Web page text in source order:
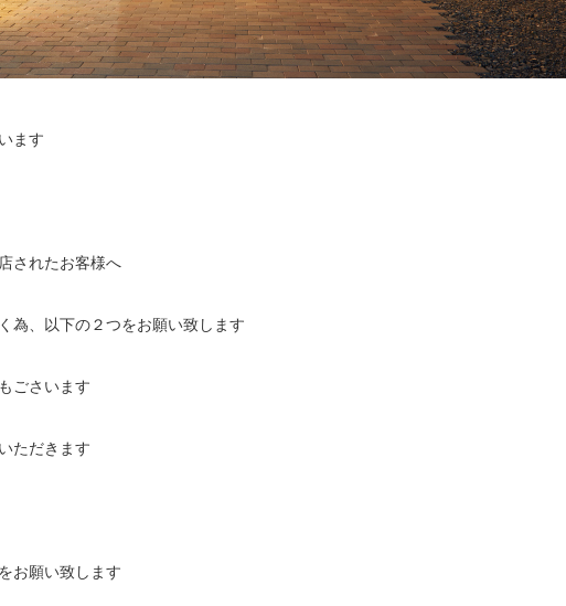
ます
されたお客様へ
為、以下の２つをお願い致します
ごさいます
ただきます
お願い致します